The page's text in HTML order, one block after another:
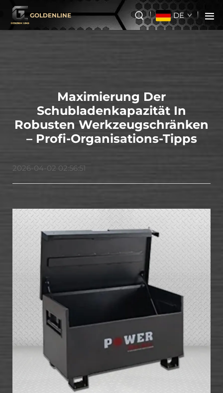
GOLDENLINE DE
Maximierung Der
Schubladenkapazität In
Robusten Werkzeugschränken
– Profi-Organisations-Tipps
2026-04-02 02:56:51